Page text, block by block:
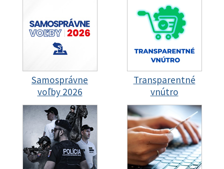
Samosprávne
voľby 2026
Transparentné
vnútro